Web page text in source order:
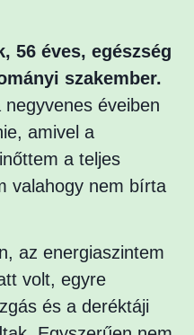
56 éves, egészség
szakember.
éveiben
amivel a
a teljes
valahogy nem bírta
az energiaszintem
volt, egyre
és a deréktáji